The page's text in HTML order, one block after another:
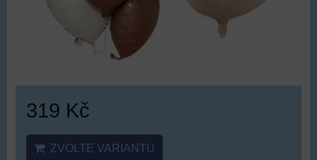
319 Kč
ZVOLTE VARIANTU